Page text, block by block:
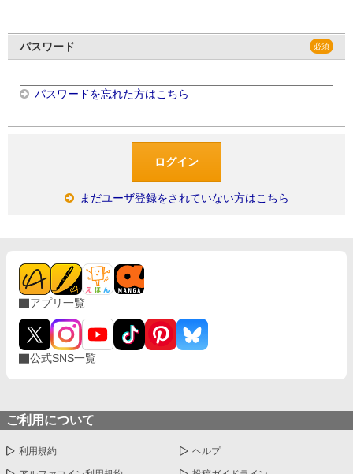
パスワード
パスワードを忘れた方はこちら
まだユーザ登録をされていない方はこちら
アプリ一覧
公式SNS一覧
ご利用について
利用規約 ヘルプ